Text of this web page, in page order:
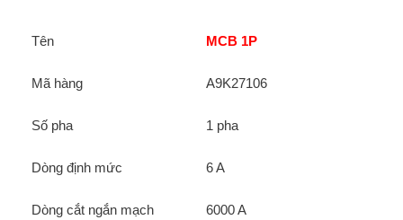
Tên MCB 1P
Mã hàng A9K27106
Số pha 1 pha
Dòng định mức 6 A
Dòng cắt ngắn mạch 6000 A